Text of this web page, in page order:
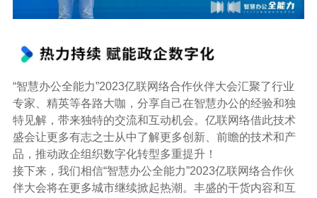
“智慧办公全能力”2023亿联网络合作伙伴大会汇聚了行业
专家、精英等各路大咖，分享自己在智慧办公的经验和独
特见解，带来独特的交流和互动机会。亿联网络借此技术
盛会让更多有志之士从中了解更多创新、前瞻的技术和产
品，推动政企组织数字化转型多重提升！
接下来，我们相信“智慧办公全能力”2023亿联网络合作伙
伴大会将在更多城市继续掀起热潮。丰盛的干货内容和互